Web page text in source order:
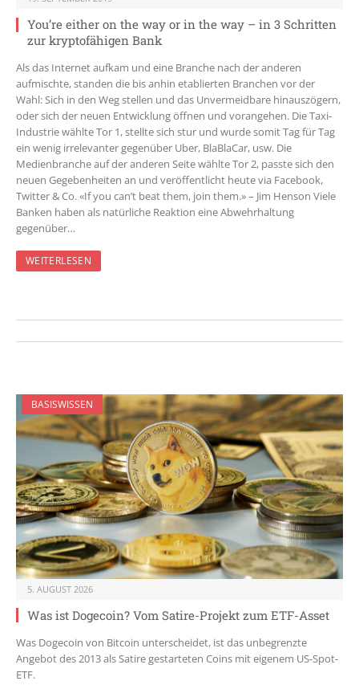
You’re either on the way or in the way – in 3 Schritten
zur kryptofähigen Bank
Als das Internet aufkam und eine Branche nach der anderen
aufmischte, standen die bis anhin etablierten Branchen vor der
Wahl: Sich in den Weg stellen und das Unvermeidbare hinauszögern,
oder sich der neuen Entwicklung öffnen und vorangehen. Die Taxi-
Industrie wählte Tor 1, stellte sich stur und wurde somit Tag für Tag
ein wenig irrelevanter gegenüber Uber, BlaBlaCar, usw. Die
Medienbranche auf der anderen Seite wählte Tor 2, passte sich den
neuen Gegebenheiten an und veröffentlicht heute via Facebook,
Twitter & Co. «If you can’t beat them, join them.» – Jim Henson Viele
Banken haben als natürliche Reaktion eine Abwehrhaltung
gegenüber…
WEITERLESEN
BASISWISSEN
5. AUGUST 2026
Was ist Dogecoin? Vom Satire-Projekt zum ETF-Asset
Was Dogecoin von Bitcoin unterscheidet, ist das unbegrenzte
Angebot des 2013 als Satire gestarteten Coins mit eigenem US-Spot-
ETF.